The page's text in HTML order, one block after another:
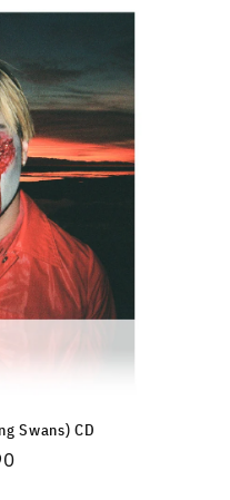
Swans) CD